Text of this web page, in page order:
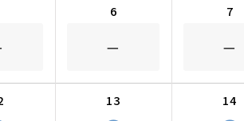
6
－
7
－
13 14